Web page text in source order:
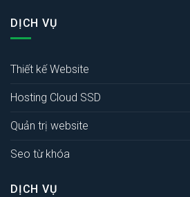
DỊCH VỤ
Thiết kế Website
Hosting Cloud SSD
Quản trị website
Seo từ khóa
DỊCH VỤ